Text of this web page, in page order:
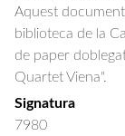
Aquest
biblioteca de la
de paper
Quartet Viena".
Signatura
7980